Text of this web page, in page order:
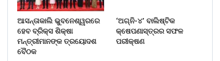
ଆସନ୍ତାକାଲି ଭୁବନେଶ୍ୱରରେ
ହେବ ବ୍ରିକ୍ସ ଶିକ୍ଷା
ମନ୍ତ୍ରୀମାନଙ୍କ ତ୍ରୟୋଦଶ
ବୈଠକ
‘ଅଗ୍ନି-୪’ ବାଲିଷ୍ଟିକ
କ୍ଷେପଣାସ୍ତ୍ରର ସଫଳ
ପରୀକ୍ଷଣ